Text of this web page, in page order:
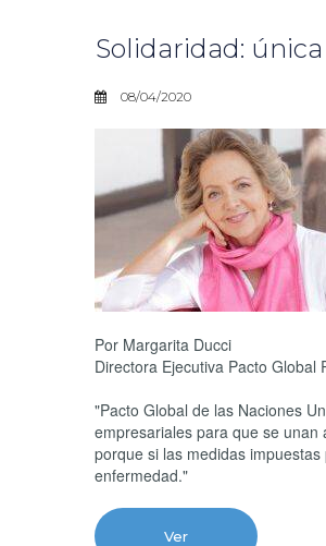
Solidaridad:
08/04/2020
Por Margarita Ducci
Directora Ejecutiva Pacto Global
"Pacto Global de las Naciones
empresariales para que se
porque si las medidas
enfermedad."
Ver